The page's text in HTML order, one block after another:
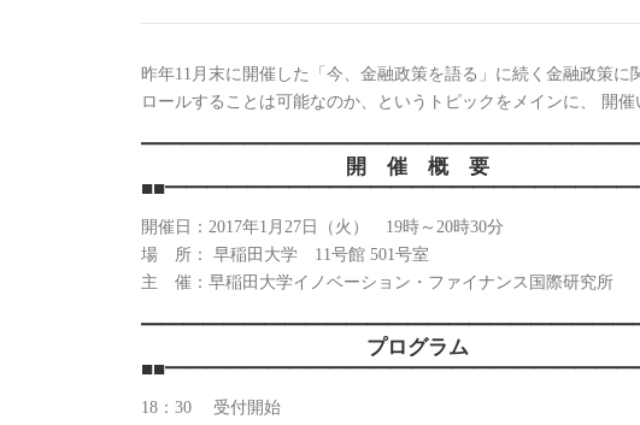
昨年11月末に開催した「今、金融政策を語る」に続く金融政策
ロールすることは可能なのか、というトピックをメインに、 開催
開 催 概 要
開催日：2017年1月27日（火） 19時～20時30分
場 所： 早稲田大学 11号館 501号室
主 催：早稲田大学イノベーション・ファイナンス国際研究所
プログラム
18：30 受付開始